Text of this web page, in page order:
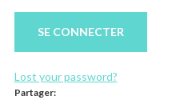
Lost your password?
Partager: